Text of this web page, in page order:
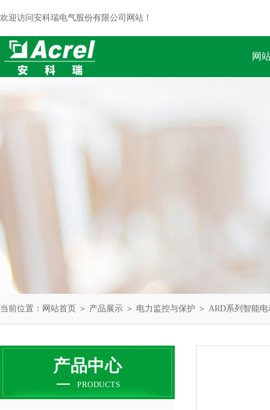
欢迎访问安科瑞电气股份有限公司网站！
网
当前位置： 网站首页 ＞ 产品展示 ＞ 电力监控与保护 ＞ ARD系列智能
产品中心
PRODUCTS